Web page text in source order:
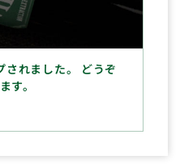
されました。 どうぞ
す。